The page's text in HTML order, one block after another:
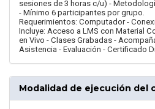
sesiones de 3 horas c/u) -
- Mínimo 6 participantes por grupo.
Requerimientos: Computador -
Incluye: Acceso a LMS con Material
en Vivo - Clases Grabadas -
Asistencia - Evaluación - Certificado
Modalidad de ejecución del